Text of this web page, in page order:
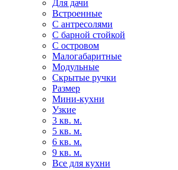
Для дачи
Встроенные
С антресолями
С барной стойкой
С островом
Малогабаритные
Модульные
Скрытые ручки
Размер
Мини-кухни
Узкие
3 кв. м.
5 кв. м.
6 кв. м.
9 кв. м.
Все для кухни